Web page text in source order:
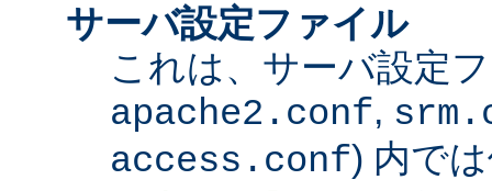
サーバ設定ファイル
これは、サーバ設定
apache2.conf,
access.conf) 内で